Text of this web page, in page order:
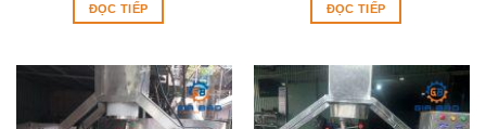
ĐỌC TIẾP ĐỌC TIẾP